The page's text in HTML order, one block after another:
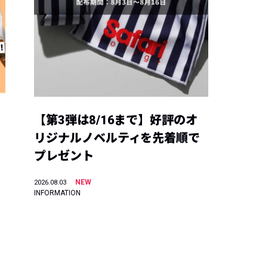
【第3弾は8/16まで】好評のオ
リジナルノベルティを先着順で
プレゼント
2026.08.03
NEW
INFORMATION